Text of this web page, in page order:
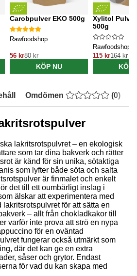
Carobpulver EKO 500g
Rawfoodshop
56 kr80 kr
KÖP NU
Xylitol Pulver
500g
Rawfoodshop
115 kr164 kr
KÖP
Omdömen (0)
lakritsrotspulvret – en ekologisk
som tar dina bakverk och rätter
är känd för sin unika, sötaktiga
som lyfter både söta och salta
är finmalet och enkelt
det till ett oumbärligt inslag i
älskar att experimentera med
lakritsrotspulvret för att sätta en
– allt från chokladkakor till
varför inte prova att strö en nypa
för en oväntad
fungerar också utmärkt som
där det kan ge en extra
såser och grytor. Endast
för vad du kan skapa med